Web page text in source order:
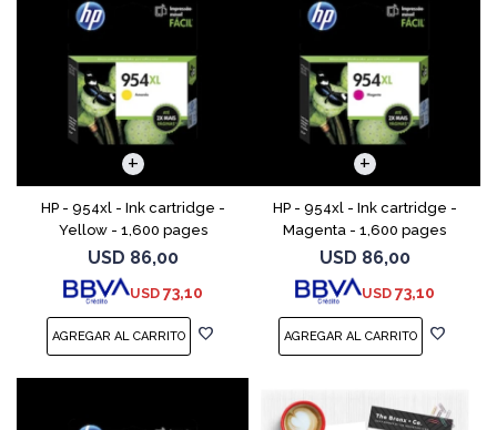
HP - 954xl - Ink cartridge -
Yellow - 1,600 pages
USD 86,00
USD 73,10
HP - 954xl - Ink cartridge -
Magenta - 1,600 pages
USD 86,00
USD 73,10